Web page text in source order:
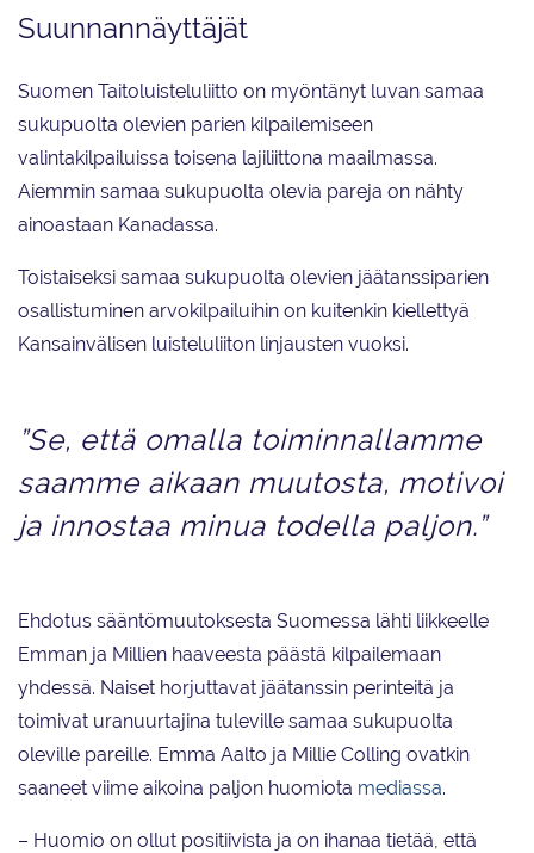
Suunnannäyttäjät
Suomen Taitoluisteluliitto on myöntänyt luvan samaa
sukupuolta olevien parien kilpailemiseen
valintakilpailuissa toisena lajiliittona maailmassa.
Aiemmin samaa sukupuolta olevia pareja on nähty
ainoastaan Kanadassa.
Toistaiseksi samaa sukupuolta olevien jäätanssiparien
osallistuminen arvokilpailuihin on kuitenkin kiellettyä
Kansainvälisen luisteluliiton linjausten vuoksi.
”Se, että omalla toiminnallamme
saamme aikaan muutosta, motivoi
ja innostaa minua todella paljon.”
Ehdotus sääntömuutoksesta Suomessa lähti liikkeelle
Emman ja Millien haaveesta päästä kilpailemaan
yhdessä. Naiset horjuttavat jäätanssin perinteitä ja
toimivat uranuurtajina tuleville samaa sukupuolta
oleville pareille. Emma Aalto ja Millie Colling ovatkin
saaneet viime aikoina paljon huomiota mediassa.
– Huomio on ollut positiivista ja on ihanaa tietää, että